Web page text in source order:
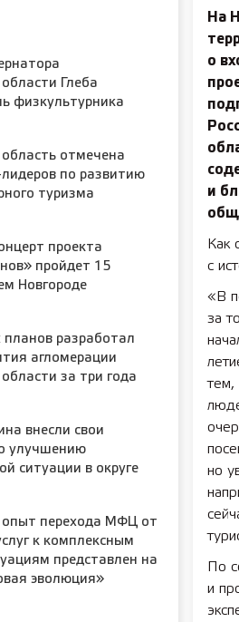
Глеба
физкультурника
отмечена
лидеров по развитию
туризма
проекта
пройдет 15
Новгороде
планов разработал
агломерации
за три года
внесли свои
улучшению
ситуации в округе
опыт перехода МФЦ от
к комплексным
представлен на
эволюция»
На
о
и
Как
с
«В
за
тем,
но
По
и
2025 11